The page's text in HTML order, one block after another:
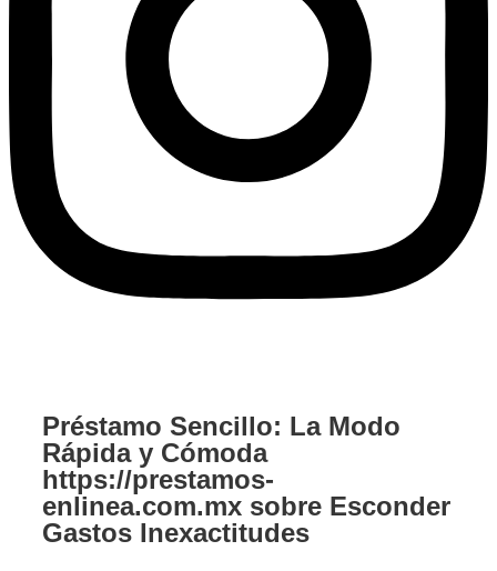
Préstamo Sencillo: La Modo
Rápida y Cómoda
https://prestamos-
enlinea.com.mx sobre Esconder
Gastos Inexactitudes